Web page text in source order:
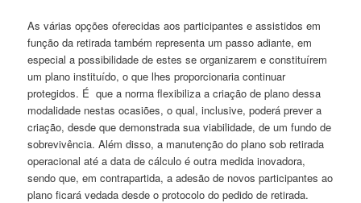
As várias opções oferecidas aos participantes e assistidos em
função da retirada também representa um passo adiante, em
especial a possibilidade de estes se organizarem e constituírem
um plano instituído, o que lhes proporcionaria continuar
protegidos. É que a norma flexibiliza a criação de plano dessa
modalidade nestas ocasiões, o qual, inclusive, poderá prever a
criação, desde que demonstrada sua viabilidade, de um fundo de
sobrevivência. Além disso, a manutenção do plano sob retirada
operacional até a data de cálculo é outra medida inovadora,
sendo que, em contrapartida, a adesão de novos participantes ao
plano ficará vedada desde o protocolo do pedido de retirada.